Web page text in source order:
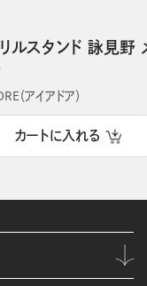
ルスタンド 詠見野
（アイアドア）
カートに入れる